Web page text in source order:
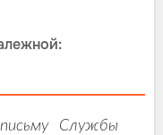
Службы